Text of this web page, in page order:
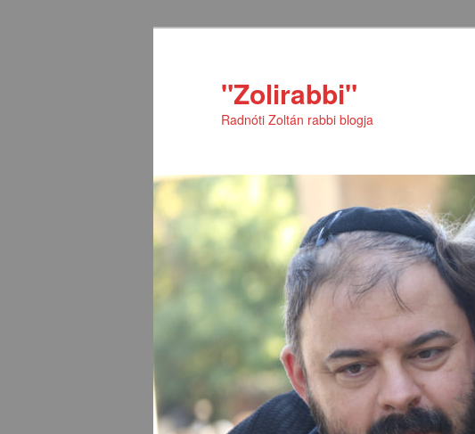
"Zolirabbi"
Radnóti Zoltán rabbi blogja